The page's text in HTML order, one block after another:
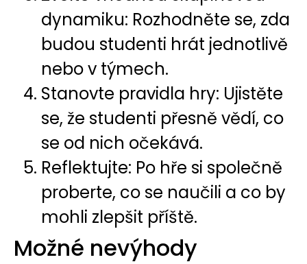
dynamiku: Rozhodněte se, zda
budou studenti hrát jednotlivě
nebo v týmech.
Stanovte pravidla hry: Ujistěte
se, že studenti přesně vědí, co
se od nich očekává.
Reflektujte: Po hře si společně
proberte, co se naučili a co by
mohli zlepšit příště.
Možné nevýhody